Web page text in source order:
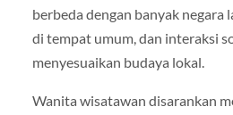
berbeda dengan banyak negara
di tempat umum, dan interaksi
menyesuaikan budaya lokal.
Wanita wisatawan disarankan